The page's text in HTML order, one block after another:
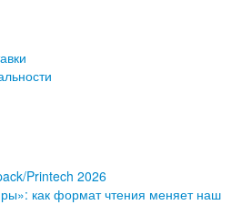
Printech 2026
как формат чтения меняет наш